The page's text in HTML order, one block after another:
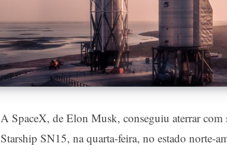
A SpaceX, de Elon Musk, conseguiu aterrar com
Starship SN15, na quarta-feira, no estado norte-